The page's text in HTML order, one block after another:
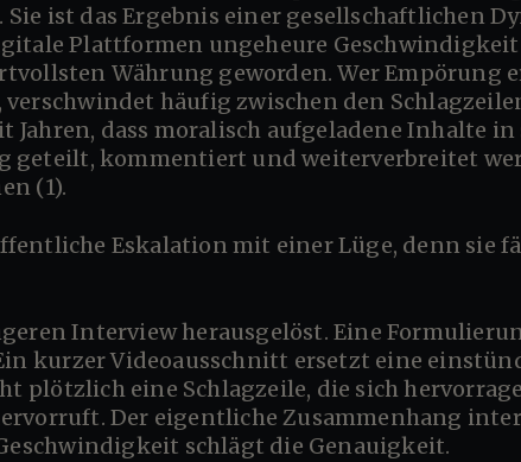
ist das Ergebnis einer gesellschaftlichen
Plattformen ungeheure
Währung geworden. Wer Empörung
häufig zwischen den
Jahren, dass moralisch aufgeladene Inhalte
geteilt, kommentiert und weiterverbreitet
(1).
kurzer Videoausschnitt ersetzt eine
plötzlich eine Schlagzeile, die sich
Der eigentliche Zusammenhang
schlägt die Genauigkeit.